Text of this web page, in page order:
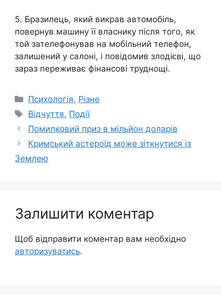
5. Бразилець, який викрав автомобіль,
повернув машину її власнику після того, як
той зателефонував на мобільний телефон,
залишений у салоні, і повідомив злодієві, що
зараз переживає фінансові труднощі.
Категорії
Психологія, Різне
Позначки
Відчуття, Події
Помилковий приз в мільйон доларів
Кримський астероїд може зіткнутися із
Землею
Залишити коментар
Щоб відправити коментар вам необхідно
авторизуватись.